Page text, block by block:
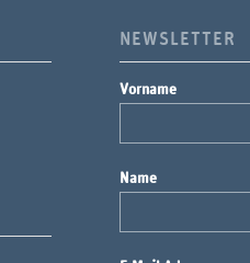
NEWSLETTER
Vorname
Name